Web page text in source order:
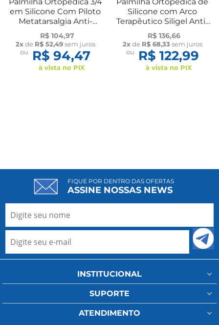
em Silicone Com Piloto
Metatarsalgia Anti-
Impacto Par Ortho
Pauher
R$ 104,97
2xde R$ 52,49sem juros
ou
R$ 94,47
à vista no PIX
Silicone com Arco
Terapêutico Siligel Anti-
Impacto Par Ortho
Pauher
R$ 136,66
2xde R$ 68,33 sem juros
ou
R$ 122,99
à vista no PIX
FIQUE POR DENTRO DAS OFERTAS
ASSINE NOSSAS NEWS
INSTITUCIONAL
Minha Conta
Fale Conosco
Meus Pedidos
SUPORTE
Assistência Técnica
ATENDIMENTO